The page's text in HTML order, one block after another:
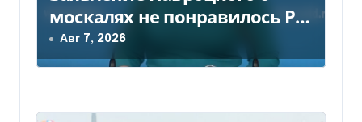
москалях не понравилось РФ
— видео
Авг 7, 2026